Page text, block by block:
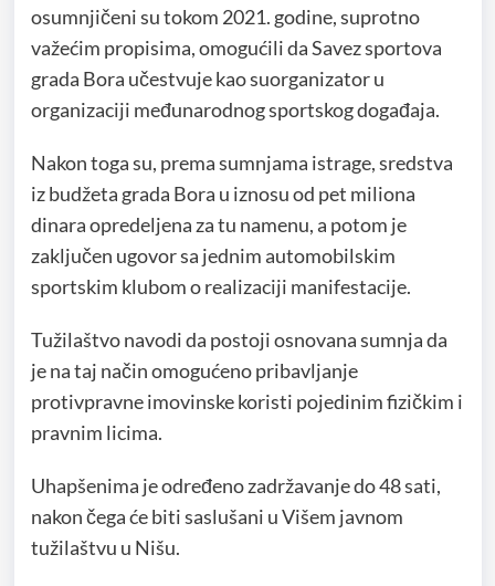
osumnjičeni su tokom 2021. godine, suprotno
važećim propisima, omogućili da Savez sportova
grada Bora učestvuje kao suorganizator u
organizaciji međunarodnog sportskog događaja.
Nakon toga su, prema sumnjama istrage, sredstva
iz budžeta grada Bora u iznosu od pet miliona
dinara opredeljena za tu namenu, a potom je
zaključen ugovor sa jednim automobilskim
sportskim klubom o realizaciji manifestacije.
Tužilaštvo navodi da postoji osnovana sumnja da
je na taj način omogućeno pribavljanje
protivpravne imovinske koristi pojedinim fizičkim i
pravnim licima.
Uhapšenima je određeno zadržavanje do 48 sati,
nakon čega će biti saslušani u Višem javnom
tužilaštvu u Nišu.